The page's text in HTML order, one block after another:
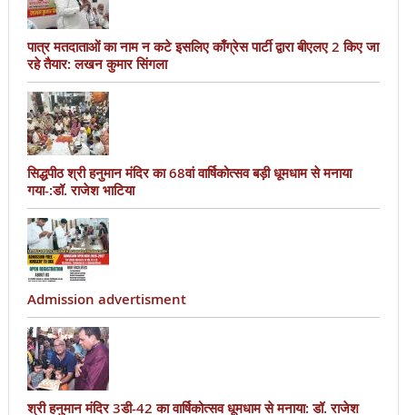
पात्र मतदाताओं का नाम न कटे इसलिए काँग्रेस पार्टी द्वारा बीएलए 2 किए जा
रहे तैयार: लखन कुमार सिंगला
सिद्धपीठ श्री हनुमान मंदिर का 68वां वार्षिकोत्सव बड़ी धूमधाम से मनाया
गया-:डॉ. राजेश भाटिया
Admission advertisment
श्री हनुमान मंदिर 3डी-42 का वार्षिकोत्सव धूमधाम से मनाया: डॉ. राजेश